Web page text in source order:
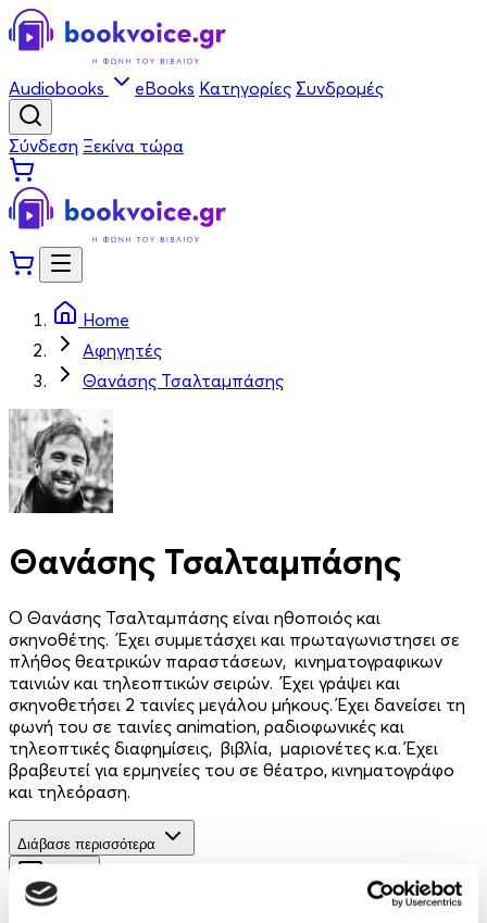
Audiobooks eBooks Κατηγορίες Συνδρομές
Σύνδεση Ξεκίνα τώρα
Home
Αφηγητές
Θανάσης Τσαλταμπάσης
Θανάσης Τσαλταμπάσης
Ο Θανάσης Τσαλταμπάσης είναι ηθοποιός και
σκηνοθέτης. Έχει συμμετάσχει και πρωταγωνιστησει σε
πλήθος θεατρικών παραστάσεων, κινηματογραφικων
ταινιών και τηλεοπτικών σειρών. Έχει γράψει και
σκηνοθετήσει 2 ταινίες μεγάλου μήκους. Έχει δανείσει τη
φωνή του σε ταινίες animation, ραδιοφωνικές και
τηλεοπτικές διαφημίσεις, βιβλία, μαριονέτες κ.α. Έχει
βραβευτεί για ερμηνείες του σε θέατρο, κινηματογράφο
και τηλεόραση.
Διάβασε περισσότερα
Φίλτρα
Φίλτρα